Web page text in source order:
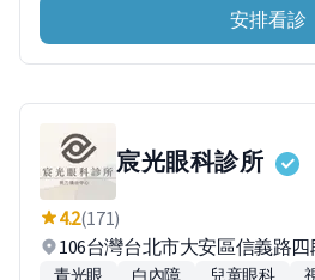
安排看診
宸光眼科診所
4.2(171)
106台灣台北市大安區信義路四
青光眼 白內障 兒童眼科